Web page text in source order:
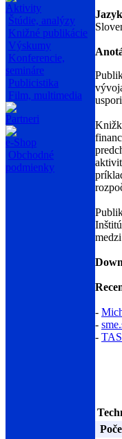
Aktivity
Štúdie, analýzy
Knižné publikácie
Výskumy
Konferencie,
semináre
Publicistika
Film, multimedia
Partneri
e-Shop
Obchodné
podmienky
Jazyk
-
-
-